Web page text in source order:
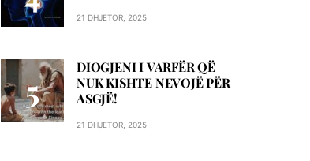
21 DHJETOR, 2025
DIOGJENI I VARFËR QË
NUK KISHTE NEVOJË PËR
ASGJË!
21 DHJETOR, 2025